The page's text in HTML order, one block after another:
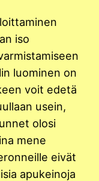
iso
luominen on
voit edetä
usein,
olosi
mene
eivät
apukeinoja